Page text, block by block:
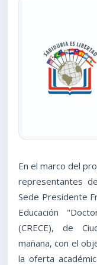
En el marco del
representantes
Sede Presidente
Educación
(CRECE), de
mañana, con el
la oferta